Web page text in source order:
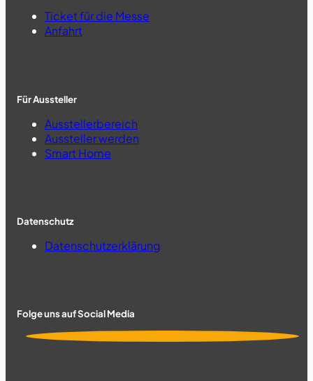
Ticket für die Messe
Anfahrt
Für Aussteller
Ausstellerbereich
Aussteller werden
Smart Home
Datenschutz
Datenschutzerklärung
Folge uns auf Social Media